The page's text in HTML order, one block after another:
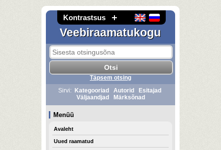
Kontrastsus
Veebiraamatukogu
Täpsem otsing
Sirvi:
Kategooriad Autorid
Esitajad
Väljaandjad
Märksõnad
Menüü
Avaleht
Uued raamatud